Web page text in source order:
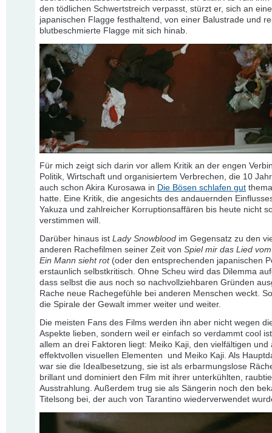
den tödlichen Schwertstreich verpasst, stürzt er, sich an
japanischen Flagge festhaltend, von einer Balustrade und
blutbeschmierte Flagge mit sich hinab.
Für mich zeigt sich darin vor allem Kritik an der engen
Politik, Wirtschaft und organisiertem Verbrechen, die 10
auch schon Akira Kurosawa in Die Bösen schlafen gut
hatte. Eine Kritik, die angesichts des andauernden
Yakuza und zahlreicher Korruptionsaffären bis heute nicht
verstimmen will.
Darüber hinaus ist Lady Snowblood im Gegensatz zu den
anderen Rachefilmen seiner Zeit von Spiel mir das Lied
Ein Mann sieht rot(oder den entsprechenden japanischen
erstaunlich selbstkritisch. Ohne Scheu wird das Dilemma
dass selbst die aus noch so nachvollziehbaren Gründen
Rache neue Rachegefühle bei anderen Menschen weckt.
die Spirale der Gewalt immer weiter und weiter.
Die meisten Fans des Films werden ihn aber nicht wegen
Aspekte lieben, sondern weil er einfach so verdammt cool
allem an drei Faktoren liegt: Meiko Kaji, den vielfältigen und
effektvollen visuellen Elementen und Meiko Kaji. Als
war sie die Idealbesetzung, sie ist als erbarmungslose
brillant und dominiert den Film mit ihrer unterkühlten,
Ausstrahlung. Außerdem trug sie als Sängerin noch den
Titelsong bei, der auch von Tarantino wiederverwendet